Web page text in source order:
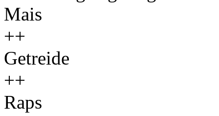
Mais
++
Getreide
++
Raps